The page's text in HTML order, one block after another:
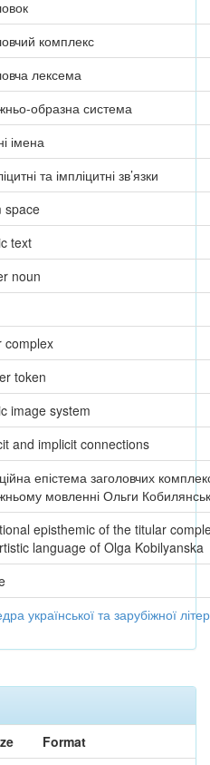
комплекс
лексема
образна система
імена
та імпліцитні зв’язки
space
text
noun
complex
token
image system
and implicit connections
епістема заголовчих
мовленні Ольги
episthemic of the titular
language of Olga Kobilyanska
української та зарубіжної
Format